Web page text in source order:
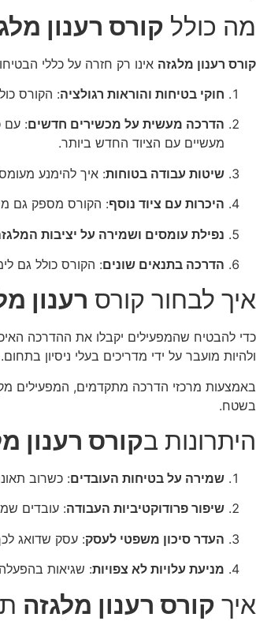
מה כולל קורס רענון
קורס רענון מלגזה אינו רק חזרה על כללי
חוקי בטיחות והוראות רגולציה: הקורס
הדרכה מעשית על מכשירים חדשים: עם
מעשיים עם הציוד החדש ביותר.
שיטות עבודה בטוחות: איך להימנע
היכרות עם ציוד נוסף: הקורס מספק גם
נפילת עומסים ושמירה על יציבות
הדרכה בתנאים שונים: הקורס כולל גם
איך לבחור קורס רענון
כדי להבטיח שהמפעילים יקבלו את ההדרכה
ולהיות מועבר על ידי מדריכים בעלי ניסיון
באמצעות מרכזי הדרכה מתקדמים, המפעילים
בשטח.
היתרונות בקורס רענון
שמירה על בטיחות העובדים: כשרוב
שיפור פרודוקטיביות העבודה: עובדים
העדר סיכון משפטי לעסק: עסק שדואג
מניעת עלויות לא צפויות: שגיאות בהפעלה
איך קורס רענון מלגזה